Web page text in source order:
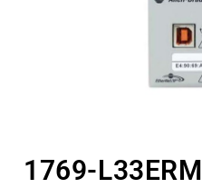
1769-L33ERM